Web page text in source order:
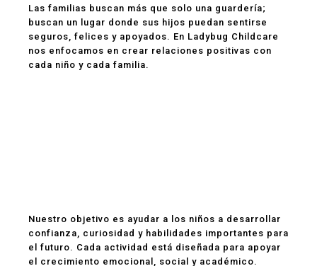
Las familias buscan más que solo una guardería;
buscan un lugar donde sus hijos puedan sentirse
seguros, felices y apoyados. En Ladybug Childcare
nos enfocamos en crear relaciones positivas con
cada niño y cada familia.
Nuestro objetivo es ayudar a los niños a desarrollar
confianza, curiosidad y habilidades importantes para
el futuro. Cada actividad está diseñada para apoyar
el crecimiento emocional, social y académico.